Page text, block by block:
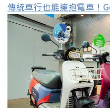
傳統車行也能擁抱電車！